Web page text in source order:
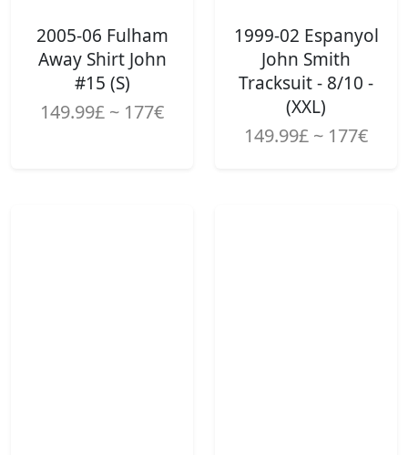
2005-06 Fulham
Away Shirt John
#15 (S)
149.99£ ~ 177€
1999-02 Espanyol
John Smith
Tracksuit - 8/10 -
(XXL)
149.99£ ~ 177€